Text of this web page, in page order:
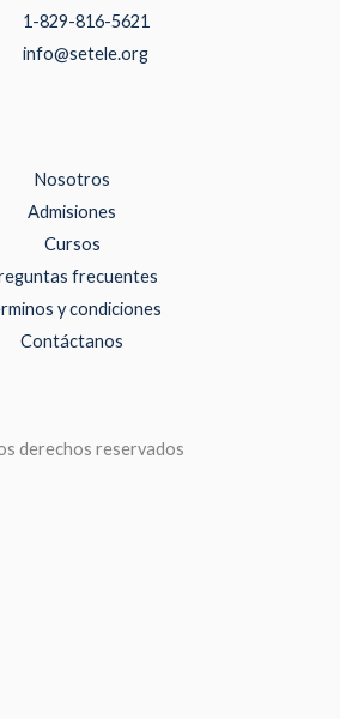
1-829-816-5621
info@setele.org
Nosotros
Admisiones
Cursos
frecuentes
y condiciones
Contáctanos
derechos reservados